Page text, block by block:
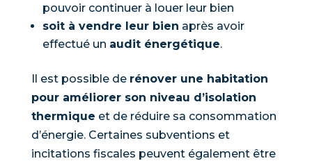
pouvoir continuer à louer leur bien
soit à vendre leur bien après avoir
effectué un audit énergétique.
Il est possible de rénover une habitation
pour améliorer son niveau d’isolation
thermique et de réduire sa consommation
d’énergie. Certaines subventions et
incitations fiscales peuvent également être